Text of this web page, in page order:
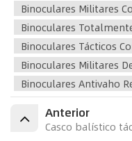
Binoculares Militares
Binoculares
Binoculares Tácticos
Binoculares Militares
Binoculares Antivaho
Anterior
Casco balístico